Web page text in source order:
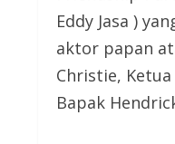
Eddy Jasa )
aktor papan
Christie,
Bapak